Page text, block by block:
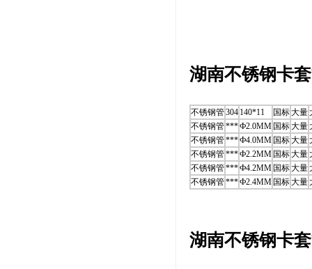
湖南不锈钢卡
不锈钢管304 140*11 国标大量
不锈钢管***Ф2.0MM 国标大量
不锈钢管***Ф4.0MM 国标大量
不锈钢管***Ф2.2MM 国标大量
不锈钢管***Ф4.2MM 国标大量
不锈钢管***Ф2.4MM 国标大量
湖南不锈钢卡